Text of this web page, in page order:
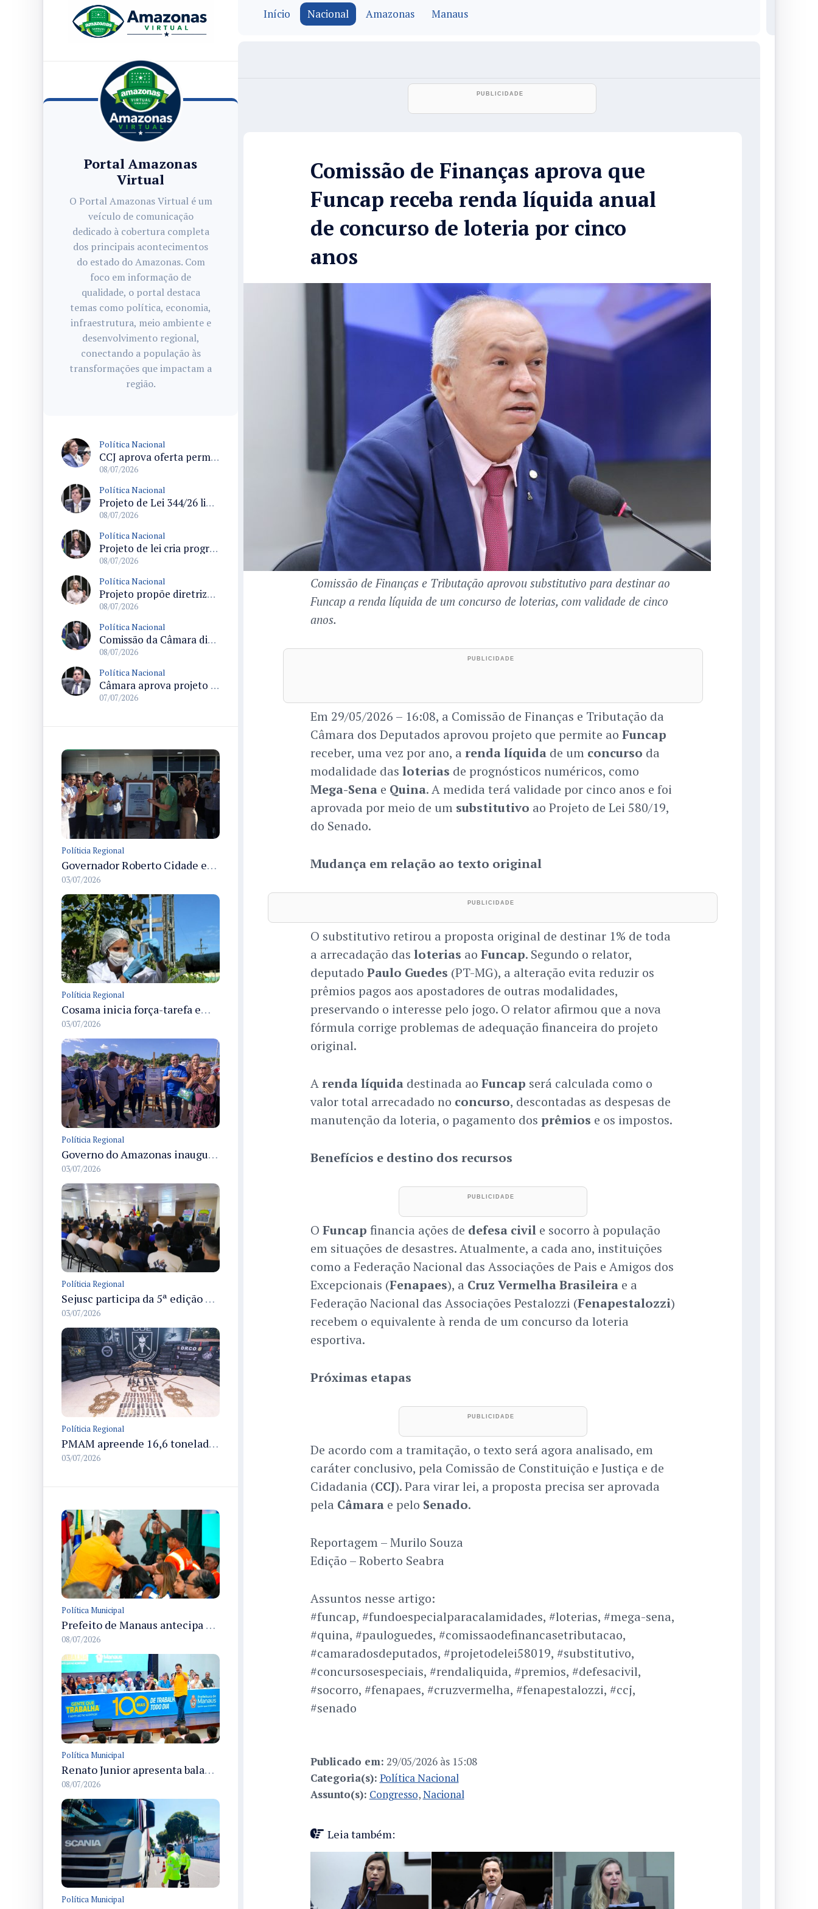
Portal Amazonas
Virtual
O Portal Amazonas Virtual é um
veículo de comunicação
dedicado à cobertura completa
dos principais acontecimentos
do estado do Amazonas. Com
foco em informação de
qualidade, o portal destaca
temas como política, economia,
infraestrutura, meio ambiente e
desenvolvimento regional,
conectando a população às
transformações que impactam a
região.
Política Nacional
CCJ aprova oferta permanente de canais de atendimento a mulheres em situação de violência doméstica e altera Lei Maria da Penha
08/07/2026
Política Nacional
Projeto de Lei 344/26 limita impedimento e regula advocacia de parlamentares segundo ente remunerador
08/07/2026
Política Nacional
Projeto de lei cria programa federal para enfrentar insegurança hídrica na metade sul do Rio Grande do Sul
08/07/2026
Política Nacional
Projeto propõe diretrizes de segurança alimentar na Amazônia Legal para povos e comunidades tradicionais
08/07/2026
Política Nacional
Comissão da Câmara discute impactos sociais e possíveis violações por cobrança de pedágio na Lapa
08/07/2026
Política Nacional
Câmara aprova projeto que cria Sistema Nacional de enfrentamento da violência contra mulheres e envia texto ao Senado
07/07/2026
Políticia Regional
Governador Roberto Cidade entrega readequação do ambulatório da FCecon e amplia capacidade de atendimento oncológico em Manaus
03/07/2026
Políticia Regional
Cosama inicia força-tarefa em Anamã para fortalecer abastecimento de água e segurança hídrica da população
03/07/2026
Políticia Regional
Governo do Amazonas inaugura primeiro Castramóvel Fluvial para atendimento veterinário às comunidades ribeirinhas e castração gratuita
03/07/2026
Políticia Regional
Sejusc participa da 5ª edição do Caminhos Literários com foco na cultura hip-hop nas unidades socioeducativas
03/07/2026
Políticia Regional
PMAM apreende 16,6 toneladas de entorpecentes e registra aumento nas prisões em flagrante e nas capturas de foragidos no primeiro semestre de 2026
03/07/2026
Política Municipal
Prefeito de Manaus antecipa 50% do 13º salário para servidores e define pagamento em 15 de julho
08/07/2026
Política Municipal
Renato Junior apresenta balanço dos 100 dias de gestão e detalha entregas e ações em Manaus
08/07/2026
Política Municipal
Início Nacional Amazonas Manaus
Comissão de Finanças aprova que
Funcap receba renda líquida anual
de concurso de loteria por cinco
anos
Comissão de Finanças e Tributação aprovou substitutivo para destinar ao
Funcap a renda líquida de um concurso de loterias, com validade de cinco
anos.
Em 29/05/2026 – 16:08, a Comissão de Finanças e Tributação da
Câmara dos Deputados aprovou projeto que permite ao Funcap
receber, uma vez por ano, a renda líquidade um concurso da
modalidade das loterias de prognósticos numéricos, como
Mega-Senae Quina. A medida terá validade por cinco anos e foi
aprovada por meio de um substitutivo ao Projeto de Lei 580/19,
do Senado.
Mudança em relação ao texto original
O substitutivo retirou a proposta original de destinar 1% de toda
a arrecadação das loterias ao Funcap. Segundo o relator,
deputado Paulo Guedes (PT-MG), a alteração evita reduzir os
prêmios pagos aos apostadores de outras modalidades,
preservando o interesse pelo jogo. O relator afirmou que a nova
fórmula corrige problemas de adequação financeira do projeto
original.
Arenda líquidadestinada ao Funcap será calculada como o
valor total arrecadado no concurso, descontadas as despesas de
manutenção da loteria, o pagamento dos prêmios e os impostos.
Benefícios e destino dos recursos
O Funcap financia ações de defesa civile socorro à população
em situações de desastres. Atualmente, a cada ano, instituições
como a Federação Nacional das Associações de Pais e Amigos dos
Excepcionais (Fenapaes), a Cruz Vermelha Brasileirae a
Federação Nacional das Associações Pestalozzi (Fenapestalozzi)
recebem o equivalente à renda de um concurso da loteria
esportiva.
Próximas etapas
De acordo com a tramitação, o texto será agora analisado, em
caráter conclusivo, pela Comissão de Constituição e Justiça e de
Cidadania (CCJ). Para virar lei, a proposta precisa ser aprovada
pela Câmarae pelo Senado.
Reportagem – Murilo Souza
Edição – Roberto Seabra
Assuntos nesse artigo:
#funcap, #fundoespecialparacalamidades, #loterias, #mega-sena,
#quina, #pauloguedes, #comissaodefinancasetributacao,
#camaradosdeputados, #projetodelei58019, #substitutivo,
#concursosespeciais, #rendaliquida, #premios, #defesacivil,
#socorro, #fenapaes, #cruzvermelha, #fenapestalozzi, #ccj,
#senado
Publicado em: 29/05/2026 às 15:08
Categoria(s): Política Nacional
Assunto(s): Congresso,Nacional
Leia também: